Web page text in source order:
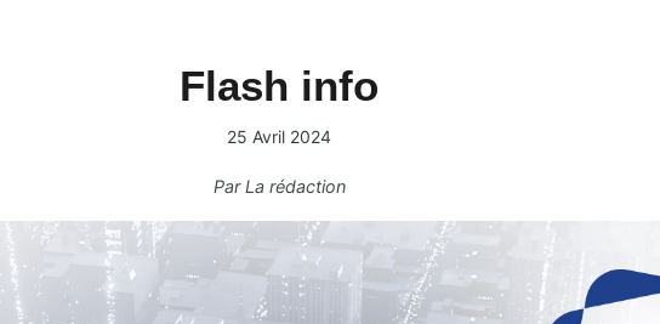
Flash info
25 Avril 2024
ParLa rédaction